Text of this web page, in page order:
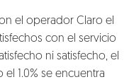
el operador Claro el
con el servicio
ni satisfecho, el
1.0% se encuentra